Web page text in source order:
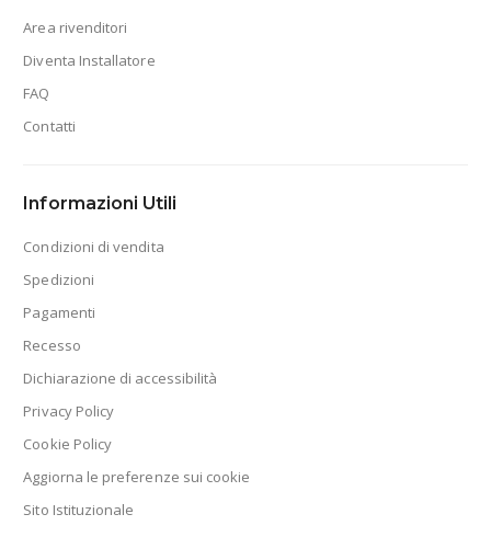
Area rivenditori
Diventa Installatore
FAQ
Contatti
Informazioni Utili
Condizioni di vendita
Spedizioni
Pagamenti
Recesso
Dichiarazione di accessibilità
Privacy Policy
Cookie Policy
Aggiorna le preferenze sui cookie
Sito Istituzionale